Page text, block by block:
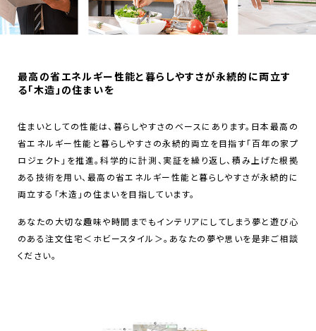
最高の省エネルギー性能と暮らしやすさが永続的に両立す
る「木造」の住まいを
住まいとしての性能は、暮らしやすさのベースにあります。日本最高の
省エネルギー性能と暮らしやすさの永続的両立を目指す「百年の家プ
ロジェクト」を推進。科学的に計測、実証を繰り返し、積み上げた根拠
ある技術を用い、最高の省エネルギー性能と暮らしやすさが永続的に
両立する「木造」の住まいを目指しています。
あなたの大切な趣味や時間までもインテリアにしてしまう夢と遊び心
のある注文住宅＜ホビースタイル＞。あなたの夢や思いを是非ご相談
ください。